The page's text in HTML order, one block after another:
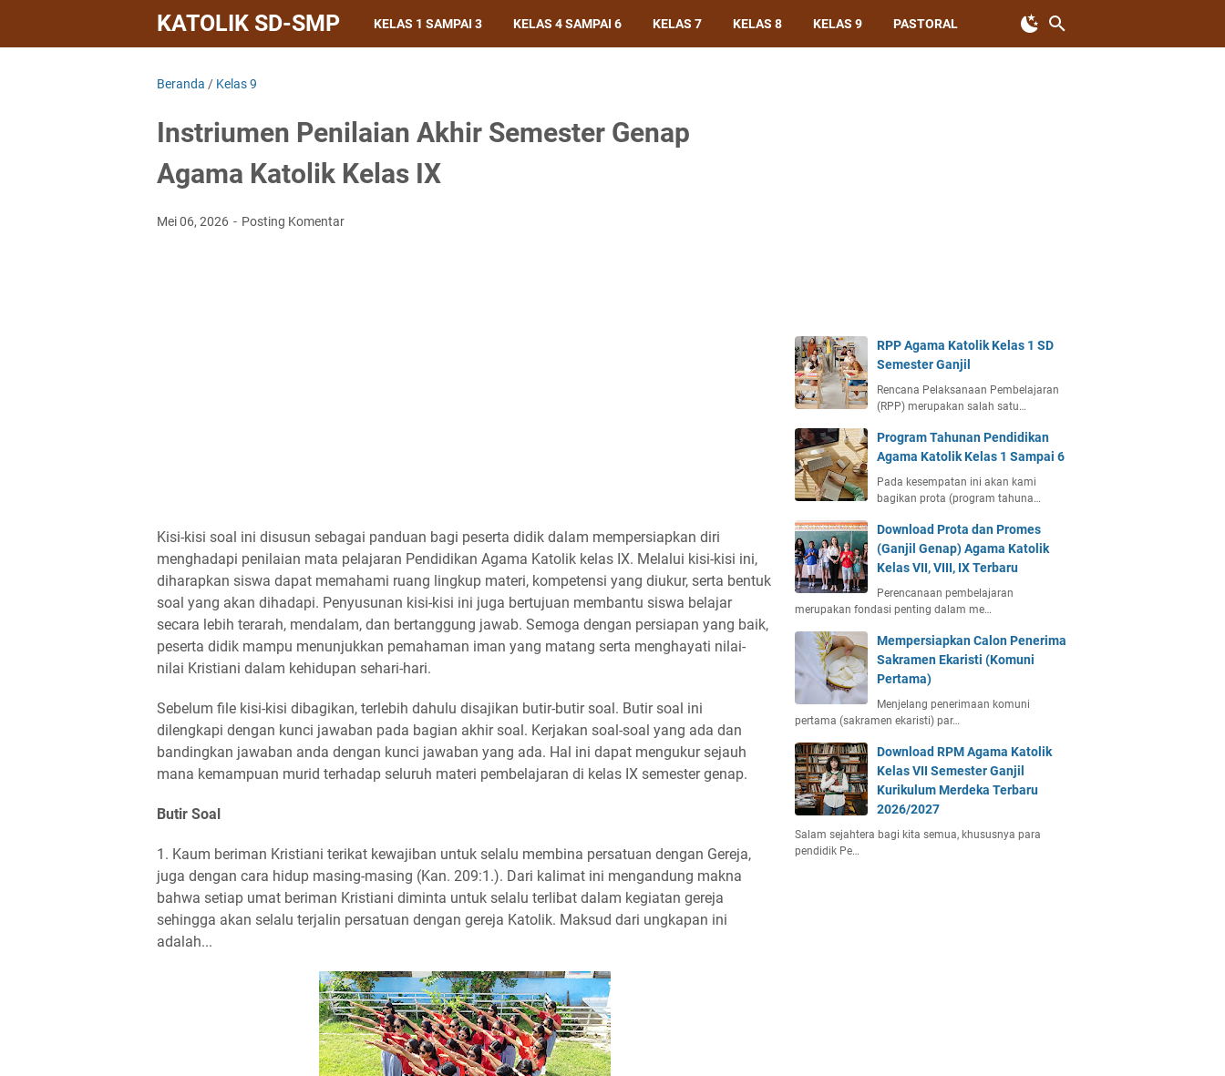
KATOLIK SD-SMP KELAS 1 SAMPAI 3 KELAS 4 SAMPAI 6 KELAS 7 KELAS 8 KELAS 9 PASTORAL
Beranda / Kelas 9
Instriumen Penilaian Akhir Semester Genap
Agama Katolik Kelas IX
Mei 06, 2026 Posting Komentar
Kisi-kisi soal ini disusun sebagai panduan bagi peserta didik dalam mempersiapkan diri
menghadapi penilaian mata pelajaran Pendidikan Agama Katolik kelas IX. Melalui kisi-kisi ini,
diharapkan siswa dapat memahami ruang lingkup materi, kompetensi yang diukur, serta bentuk
soal yang akan dihadapi. Penyusunan kisi-kisi ini juga bertujuan membantu siswa belajar
secara lebih terarah, mendalam, dan bertanggung jawab. Semoga dengan persiapan yang baik,
peserta didik mampu menunjukkan pemahaman iman yang matang serta menghayati nilai-
nilai Kristiani dalam kehidupan sehari-hari.
Sebelum file kisi-kisi dibagikan, terlebih dahulu disajikan butir-butir soal. Butir soal ini
dilengkapi dengan kunci jawaban pada bagian akhir soal. Kerjakan soal-soal yang ada dan
bandingkan jawaban anda dengan kunci jawaban yang ada. Hal ini dapat mengukur sejauh
mana kemampuan murid terhadap seluruh materi pembelajaran di kelas IX semester genap.
Butir Soal
1. Kaum beriman Kristiani terikat kewajiban untuk selalu membina persatuan dengan Gereja,
juga dengan cara hidup masing-masing (Kan. 209:1.). Dari kalimat ini mengandung makna
bahwa setiap umat beriman Kristiani diminta untuk selalu terlibat dalam kegiatan gereja
sehingga akan selalu terjalin persatuan dengan gereja Katolik. Maksud dari ungkapan ini
adalah...
RPP Agama Katolik Kelas 1 SD
Semester Ganjil
Rencana Pelaksanaan Pembelajaran
(RPP) merupakan salah satu…
Program Tahunan Pendidikan
Agama Katolik Kelas 1 Sampai 6
Pada kesempatan ini akan kami
bagikan prota (program tahuna…
Download Prota dan Promes
(Ganjil Genap) Agama Katolik
Kelas VII, VIII, IX Terbaru
Perencanaan pembelajaran
merupakan fondasi penting dalam me…
Mempersiapkan Calon Penerima
Sakramen Ekaristi (Komuni
Pertama)
Menjelang penerimaan komuni
pertama (sakramen ekaristi) par…
Download RPM Agama Katolik
Kelas VII Semester Ganjil
Kurikulum Merdeka Terbaru
2026/2027
Salam sejahtera bagi kita semua, khususnya para
pendidik Pe…